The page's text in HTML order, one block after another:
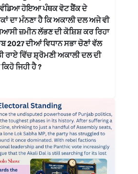
ਹੋਇਆ ਪੰਥਕ ਵੋਟ ਬੈਂਕ ਦੇ
ਦਾ ਮੰਨਣਾ ਹੈ ਕਿ ਅਕਾਲੀ ਦਲ ਅਜੇ ਵੀ
ਜ਼ਮੀਨ ਲੱਭਣ ਦੀ ਕੋਸ਼ਿਸ਼ ਕਰ ਰਿਹਾ
2027 ਦੀਆਂ ਵਿਧਾਨ ਸਭਾ ਚੋਣਾਂ ਵੱਲ
ਰਾਏ ਵਿੱਚ ਸ਼੍ਰੋਮਣੀ ਅਕਾਲੀ ਦਲ ਦੀ
ਜਿਹੀ ਹੈ ?